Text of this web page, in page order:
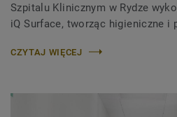
Szpitalu Klinicznym w Rydze
iQ Surface, tworząc higieniczne i
CZYTAJ WIĘCEJ